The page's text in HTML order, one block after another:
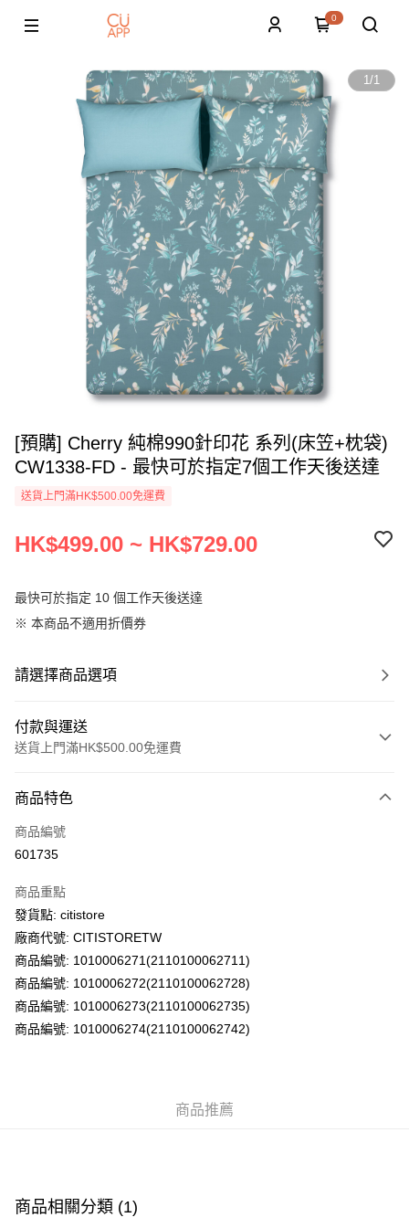
0
1/1
[預購] Cherry 純棉990針印花 系列(床笠+枕袋)
CW1338-FD - 最快可於指定7個工作天後送達
送貨上門滿HK$500.00免運費
HK$499.00 ~ HK$729.00
最快可於指定 10 個工作天後送達
※ 本商品不適用折價券
請選擇商品選項
付款與運送
送貨上門滿HK$500.00免運費
信用卡
AlipayHK
WeChat Pay
送貨方式
送貨上門 (不支援順豐自取點及智能櫃)
每筆HK$100.00，滿HK$500.00或以上免運費
商品特色
商品編號
601735
商品重點
發貨點: citistore
廠商代號: CITISTORETW
商品編號: 1010006271(2110100062711)
商品編號: 1010006272(2110100062728)
商品編號: 1010006273(2110100062735)
商品編號: 1010006274(2110100062742)
商品推薦
商品相關分類 (1)